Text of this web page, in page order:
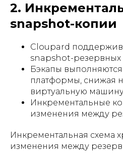
2.
snapshot-копии
Cloupard
snapshot-
Бэкапы
платформы, снижая
виртуальную
Инкрементальные
изменения между
Инкрементальная схема
изменения между